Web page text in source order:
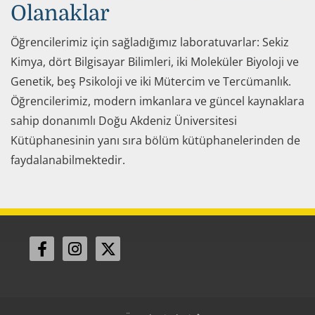
​Olana​kl​ar
Öğrencilerimiz için sağladığımız laboratuvarlar: Sekiz
Kimya, dört Bilgisayar Bilimleri, iki Moleküler Biyoloji ve
Genetik, beş Psikoloji ve iki Mütercim ve Tercümanlık.
Öğrencilerimiz, modern imkanlara ve güncel kaynaklara
sahip don​anımlı Doğu Akdeniz Üniversitesi
Kütüphanesinin yanı sıra bölüm kütüphanelerinden de
faydalanabilmektedir.